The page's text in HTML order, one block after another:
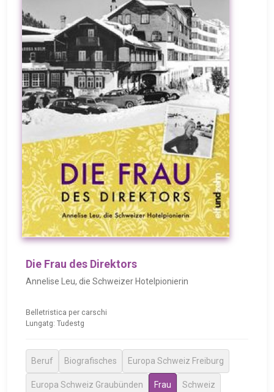
Die Frau des Direktors
Annelise Leu, die Schweizer Hotelpionierin
Belletristica per carschi
Lungatg: Tudestg
Beruf Biografisches Europa Schweiz Freiburg
Europa Schweiz Graubünden Frau Schweiz